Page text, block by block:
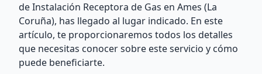
de Instalación Receptora de Gas en Ames (La
Coruña), has llegado al lugar indicado. En este
artículo, te proporcionaremos todos los detalles
que necesitas conocer sobre este servicio y cómo
puede beneficiarte.